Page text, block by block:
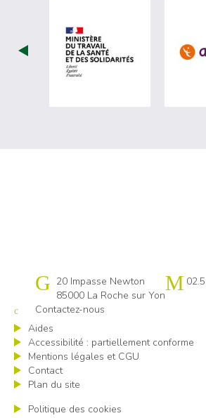
visiter les
Cap emploi 85
20 Impasse Newton
85000 La Roche sur Yon
Contactez-nous
Aides
Accessibilité : partiellement conforme
Mentions légales et CGU
Contact
Plan du site
Politique des cookies